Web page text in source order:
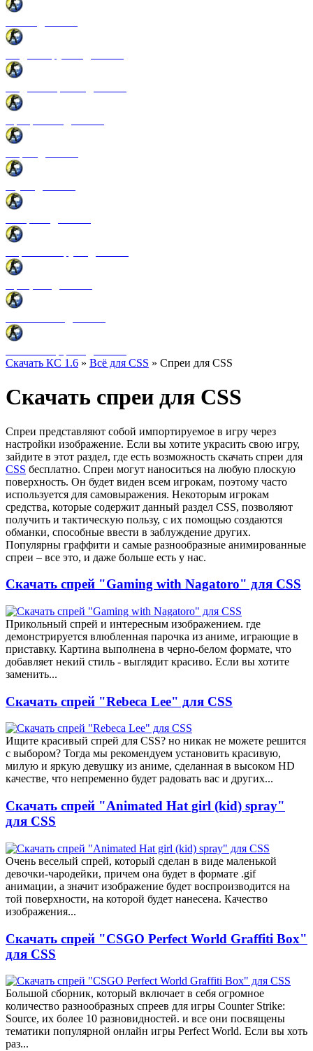
Скачать КС 1.6 » Всё для CSS » Спреи для CSS
Скачать спреи для CSS
Спреи представляют собой импортируемое в игру через
настройки изображение. Если вы хотите украсить свою игру,
зайдите в этот раздел, где есть возможность скачать спреи для
CSS бесплатно. Спреи могут наноситься на любую плоскую
поверхность. Он будет виден всем игрокам, поэтому часто
используется для самовыражения. Некоторым игрокам
средства, которые содержит данный раздел CSS, позволяют
получить и тактическую пользу, с их помощью создаются
обманки, способные ввести в заблуждение других.
Популярны граффити и самые разнообразные анимированные
спреи – все это, и даже больше есть у нас.
Скачать спрей "Gaming with Nagatoro" для CSS
Прикольный спрей и интересным изображением. где
демонстрируется влюбленная парочка из аниме, играющие в
приставку. Картина выполнена в черно-белом формате, что
добавляет некий стиль - выглядит красиво. Если вы хотите
заменить...
Скачать спрей "Rebeca Lee" для CSS
Ищите красивый спрей для CSS? но никак не можете решится
с выбором? Тогда мы рекомендуем установить красивую,
милую и яркую девушку из аниме, сделанная в высоком HD
качестве, что непременно будет радовать вас и других...
Скачать спрей "Animated Hat girl (kid) spray"
для CSS
Очень веселый спрей, который сделан в виде маленькой
девочки-чародейки, причем она будет в формате .gif
анимации, а значит изображение будет воспроизводится на
той поверхности, на которой будет нанесена. Качество
изображения...
Скачать спрей "CSGO Perfect World Graffiti Box"
для CSS
Большой сборник, который включает в себя огромное
количество разнообразных спреев для игры Counter Strike:
Source, их более 10 разновидностей. и все они посвящены
тематики популярной онлайн игры Perfect World. Если вы хоть
раз...